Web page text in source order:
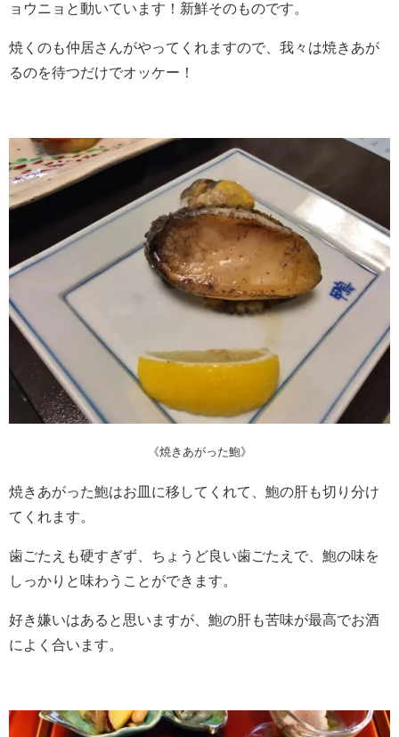
ョウニョと動いています！新鮮そのものです。
焼くのも仲居さんがやってくれますので、我々は焼きあが
るのを待つだけでオッケー！
《焼きあがった鮑》
焼きあがった鮑はお皿に移してくれて、鮑の肝も切り分け
てくれます。
歯ごたえも硬すぎず、ちょうど良い歯ごたえで、鮑の味を
しっかりと味わうことができます。
好き嫌いはあると思いますが、鮑の肝も苦味が最高でお酒
によく合います。